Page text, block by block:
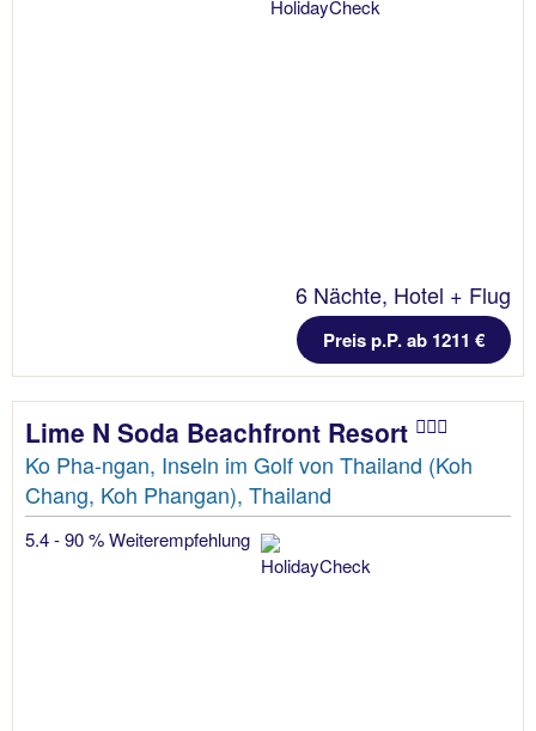
6 Nächte, Hotel + Flug
Preis p.P. ab 1211 €
Lime N Soda Beachfront Resort
Ko Pha-ngan, Inseln im Golf von Thailand (Koh
Chang, Koh Phangan), Thailand
5.4 - 90 % Weiterempfehlung